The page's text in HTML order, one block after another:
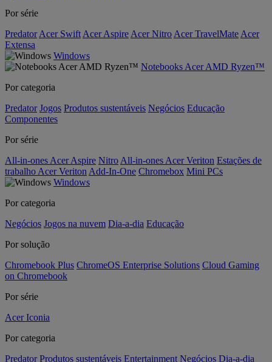
Por série
Predator Acer Swift Acer Aspire Acer Nitro Acer TravelMate Acer
Extensa
Windows
Notebooks Acer AMD Ryzen™
Por categoria
Predator Jogos Produtos sustentáveis Negócios Educação
Componentes
Por série
All-in-ones Acer Aspire Nitro All-in-ones Acer Veriton Estações de
trabalho Acer Veriton Add-In-One Chromebox Mini PCs
Windows
Por categoria
Negócios Jogos na nuvem Dia-a-dia Educação
Por solução
Chromebook Plus ChromeOS Enterprise Solutions Cloud Gaming
on Chromebook
Por série
Acer Iconia
Por categoria
Predator Produtos sustentáveis Entertainment Negócios Dia-a-dia